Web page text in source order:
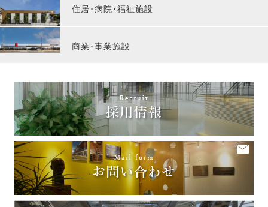
住居･病院･福祉施設
商業･事業施設